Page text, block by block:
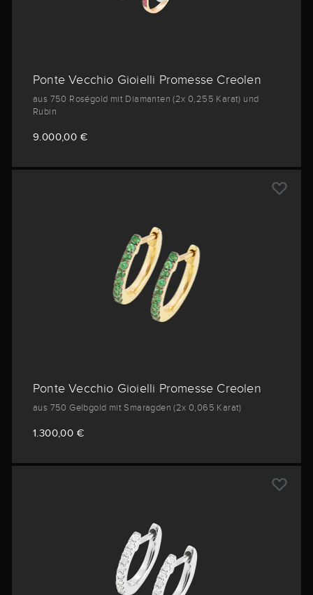
Ponte Vecchio Gioielli Promesse Creolen
aus 750 Roségold mit Diamanten (2x 0,255 Karat) und
Rubin
9.000,00 €
Ponte Vecchio Gioielli Promesse Creolen
aus 750 Gelbgold mit Smaragden (2x 0,065 Karat)
1.300,00 €